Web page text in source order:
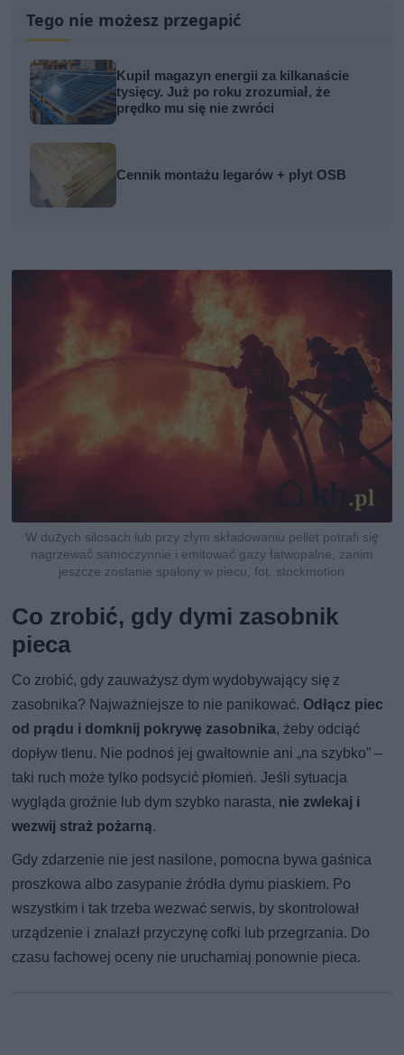
Tego nie możesz przegapić
Kupił magazyn energii za kilkanaście
tysięcy. Już po roku zrozumiał, że
prędko mu się nie zwróci
Cennik montażu legarów + płyt OSB
W dużych silosach lub przy złym składowaniu pellet potrafi się
nagrzewać samoczynnie i emitować gazy łatwopalne, zanim
jeszcze zostanie spalony w piecu, fot. stockmotion
Co zrobić, gdy dymi zasobnik
pieca
Co zrobić, gdy zauważysz dym wydobywający się z
zasobnika? Najważniejsze to nie panikować. Odłącz piec
od prądu i domknij pokrywę zasobnika, żeby odciąć
dopływ tlenu. Nie podnoś jej gwałtownie ani „na szybko” –
taki ruch może tylko podsycić płomień. Jeśli sytuacja
wygląda groźnie lub dym szybko narasta, nie zwlekaj i
wezwij straż pożarną.
Gdy zdarzenie nie jest nasilone, pomocna bywa gaśnica
proszkowa albo zasypanie źródła dymu piaskiem. Po
wszystkim i tak trzeba wezwać serwis, by skontrolował
urządzenie i znalazł przyczynę cofki lub przegrzania. Do
czasu fachowej oceny nie uruchamiaj ponownie pieca.